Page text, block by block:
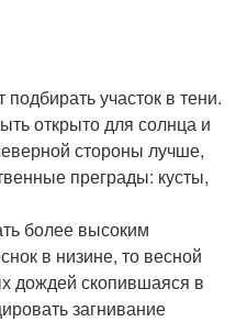
участок в тени.
открыто для солнца и
стороны лучше,
преграды: кусты,
более высоким
в низине, то весной
дождей скопившаяся в
загнивание